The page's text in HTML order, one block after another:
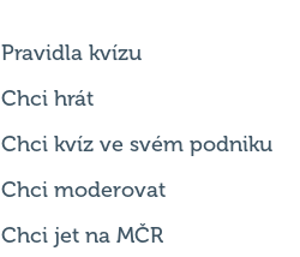
Pravidla kvízu
Chci hrát
Chci kvíz ve svém podniku
Chci moderovat
Chci jet na MČR